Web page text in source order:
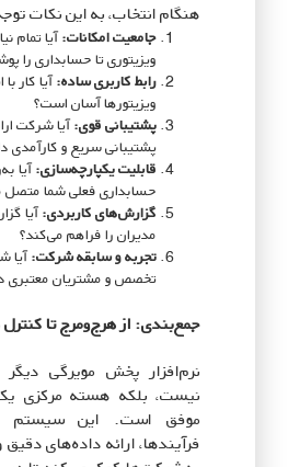
هنگام انتخاب، به این نکات
جامعیت امکانات:آیا تمام
ویزیتوری تا حسابداری را
رابط کاربری ساده:آیا کار با
ویزیتورها آسان است؟
پشتیبانی قوی:آیا شرکت
پشتیبانی سریع و کارآمدی
قابلیت یکپارچه‌سازی:آیا
حسابداری فعلی شما متصل
گزارش‌های کاربردی:آیا
مدیران را فراهم می‌کند؟
تجربه و سابقه شرکت:آیا
تخصص و مشتریان معتبری
جمع‌بندی: از هرج‌ومرج تا
نرم‌افزار پخش مویرگی دیگر
نیست، بلکه هسته مرکزی یک
موفق است. این سیستم
فرآیندها، ارائه داده‌های دقیق